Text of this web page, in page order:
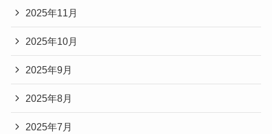
2025年11月
2025年10月
2025年9月
2025年8月
2025年7月